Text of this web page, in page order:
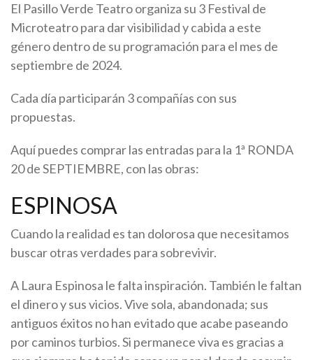
El Pasillo Verde Teatro organiza su 3 Festival de
Microteatro para dar visibilidad y cabida a este
género dentro de su programación para el mes de
septiembre de 2024.
Cada día participarán 3 compañías con sus
propuestas.
Aquí puedes comprar las entradas para la 1ª RONDA
20 de SEPTIEMBRE, con las obras:
ESPINOSA
Cuando la realidad es tan dolorosa que necesitamos
buscar otras verdades para sobrevivir.
A Laura Espinosa le falta inspiración. También le faltan
el dinero y sus vicios. Vive sola, abandonada; sus
antiguos éxitos no han evitado que acabe paseando
por caminos turbios. Si permanece viva es gracias a